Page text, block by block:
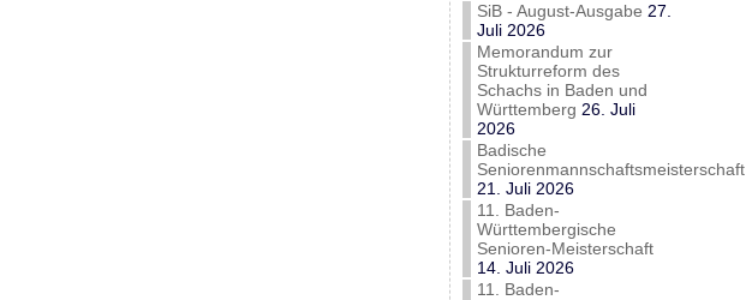
SiB - August-Ausgabe 27.
Juli 2026
Memorandum zur
Strukturreform des
Schachs in Baden und
Württemberg 26. Juli
2026
Badische
Seniorenmannschaftsmeisterschaft
21. Juli 2026
11. Baden-
Württembergische
Senioren-Meisterschaft
14. Juli 2026
11. Baden-